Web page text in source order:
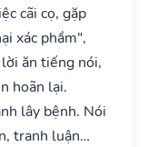
cãi cọ, gặp
xác phầm",
ăn tiếng nói,
hoãn lại.
lây bệnh. Nói
tranh luận…